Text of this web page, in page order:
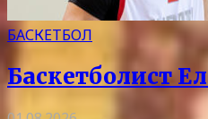
БАСКЕТБОЛ
Баскетболист